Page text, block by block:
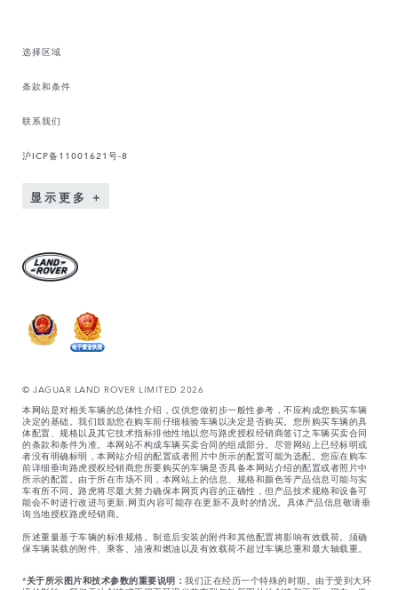
选择区域
条款和条件
联系我们
沪ICP备11001621号-8
显示更多
© JAGUAR LAND ROVER LIMITED 2026
本网站是对相关车辆的总体性介绍，仅供您做初步一般性参考，不应构成您购买车辆
决定的基础。我们鼓励您在购车前仔细核验车辆以决定是否购买。您所购买车辆的具
体配置、规格以及其它技术指标排他性地以您与路虎授权经销商签订之车辆买卖合同
的条款和条件为准。本网站不构成车辆买卖合同的组成部分。尽管网站上已经标明或
者没有明确标明，本网站介绍的配置或者照片中所示的配置可能为选配。您应在购车
前详细垂询路虎授权经销商您所要购买的车辆是否具备本网站介绍的配置或者照片中
所示的配置。由于所在市场不同，本网站上的信息、规格和颜色等产品信息可能与实
车有所不同。路虎将尽最大努力确保本网页内容的正确性，但产品技术规格和设备可
能会不时进行改进与更新,网页内容可能存在更新不及时的情况。具体产品信息敬请垂
询当地授权路虎经销商。
所述重量基于车辆的标准规格。制造后安装的附件和其他配置将影响有效载荷。须确
保车辆装载的附件、乘客、油液和燃油以及有效载荷不超过车辆总重和最大轴载重。
*关于所示图片和技术参数的重要说明： 我们正在经历一个特殊的时期。由于受到大环